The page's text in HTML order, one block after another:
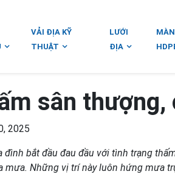
VẢI ĐỊA KỸ
THUẬT
LƯỚI
ĐỊA
sân
2025
đình bắt đầu đau đầu với tình trạng
mưa. Những vị trí này luôn hứng mưa